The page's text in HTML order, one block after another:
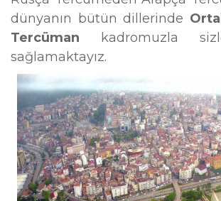
dünyanın bütün dillerinde
Tercüman kadromuzla
sağlamaktayız.